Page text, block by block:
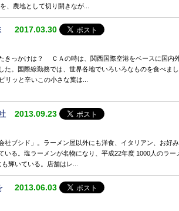
、農地として切り開きなが...
2017.03.30
きっかけは？ ＣＡの時は、関西国際空港をベースに国内
。国際線勤務では、世界各地でいろいろなものを食べまし
リッと辛いこの小さな葉は...
2013.09.23
ブシド」。ラーメン屋以外にも洋食、イタリアン、お好み
る。塩ラーメンが名物になり、平成22年度 1000人のラー
輝いている。店舗はレ...
2013.06.03